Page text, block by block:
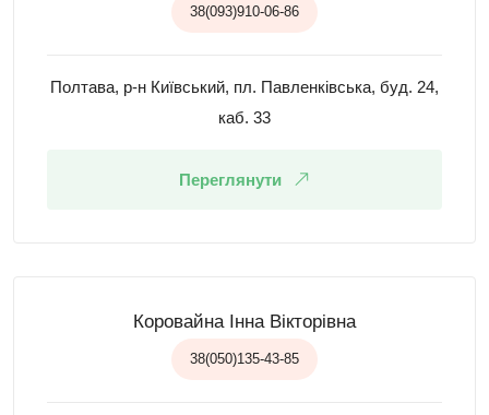
38(093)910-06-86
Полтава, р-н Київський, пл. Павленківська, буд. 24,
каб. 33
Переглянути
Коровайна Інна Вікторівна
38(050)135-43-85